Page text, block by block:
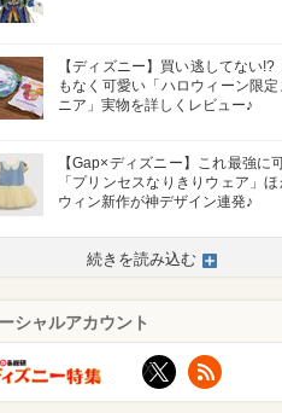
【ディズニー】買い逃してない!?
もなく可愛い「ハロウィーン限
ニア」実物を詳しくレビュー♪
【Gap×ディズニー】これ最強に
「プリンセスなりきりウェア」ほ
ウィン新作が神デザイン連発♪
続きを読み込む
シャルアカウント
X